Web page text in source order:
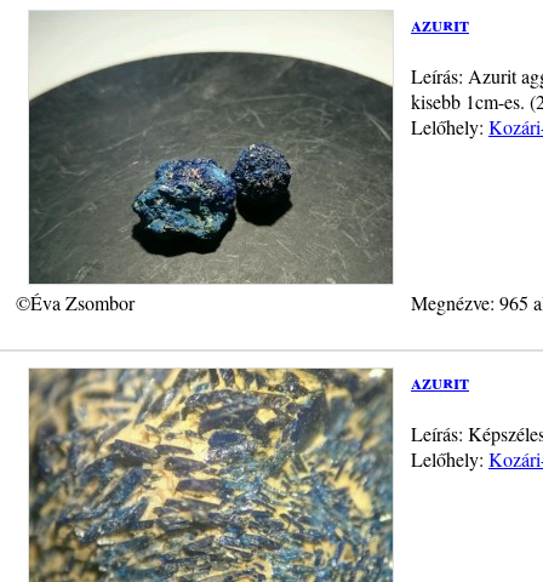
azurit
Leírás: Azurit
kisebb 1cm-es.
Lelőhely:
©Éva Zsombor Megnézve: 965
azurit
Leírás:
Lelőhely: